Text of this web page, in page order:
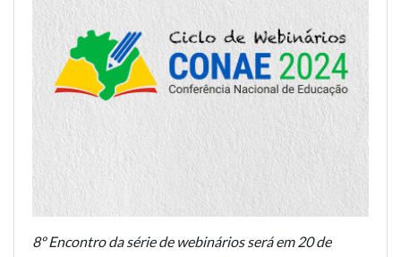
8º Encontro da série de webinários será em 20 de